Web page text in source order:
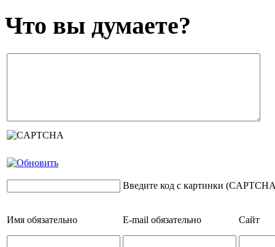
Что вы думаете?
Введите код с картинки
Имя обязательно E-mail обязательно Сайт